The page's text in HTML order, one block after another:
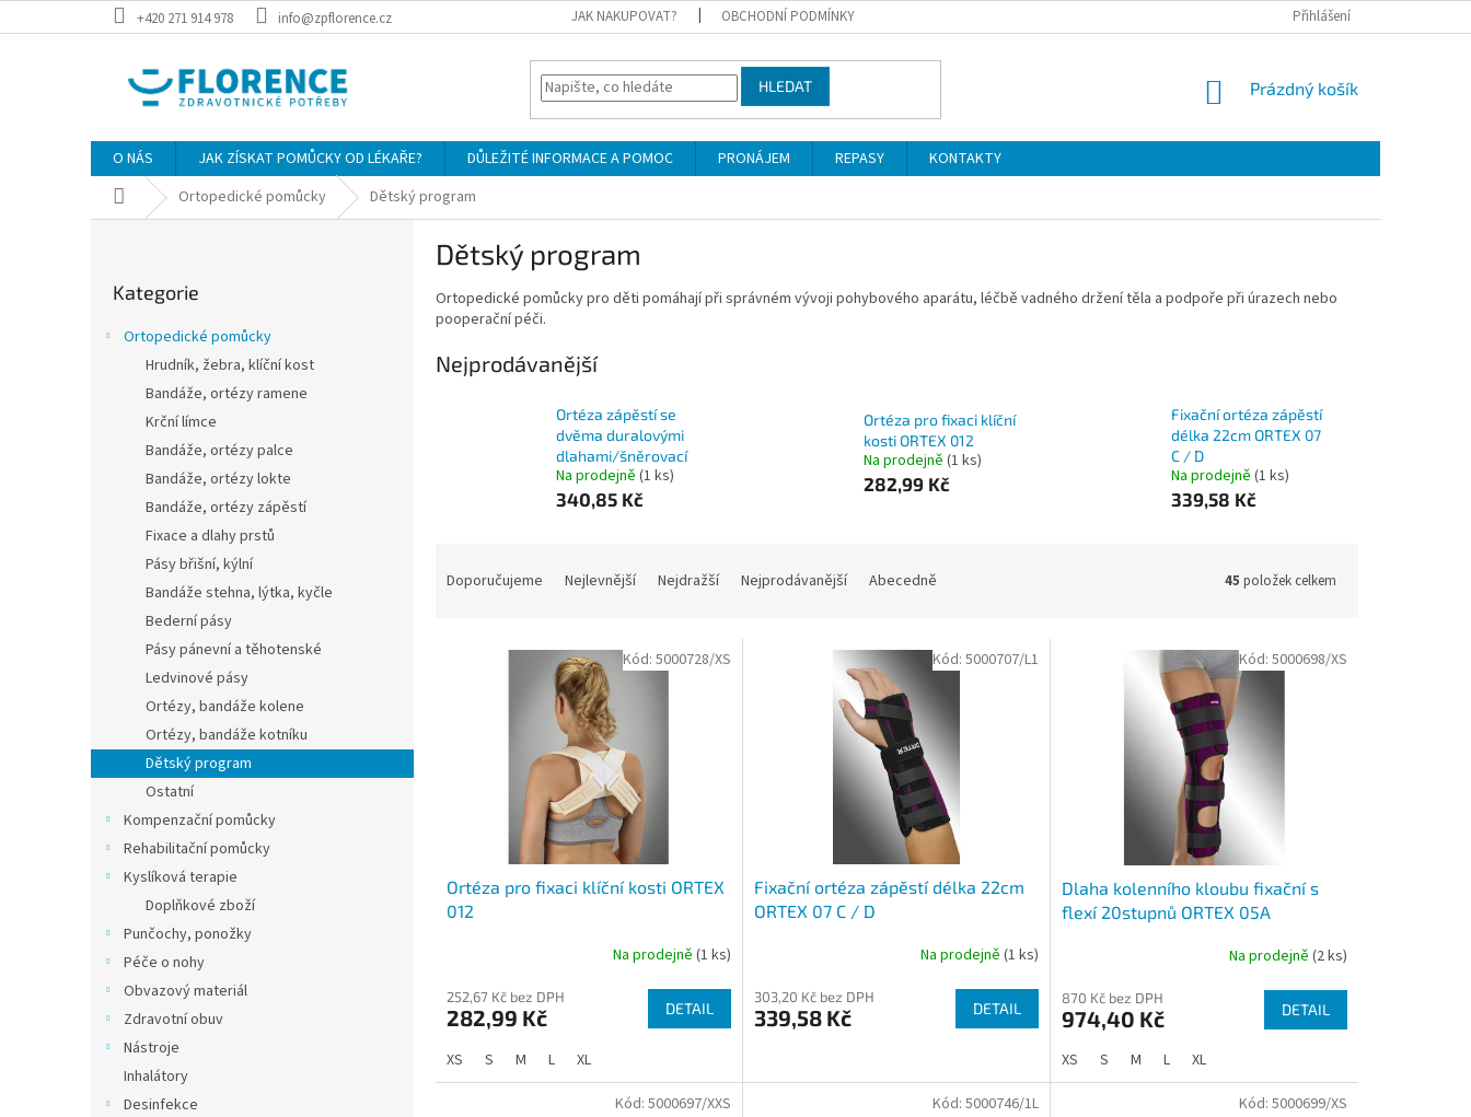
na
+420 271 914 978 info@zpflorence.cz JAK NAKUPOVAT? OBCHODNÍ PODMÍNKY Přihlášení
HLEDAT
NÁKUPNÍ
Prázdný košík
O NÁS JAK ZÍSKAT POMŮCKY OD LÉKAŘE? DŮLEŽITÉ INFORMACE A POMOC PRONÁJEM REPASY
KONTAKTY
Domů Ortopedické pomůcky Dětský program
kategorie
Kategorie
Ortopedické pomůcky
Hrudník, žebra, klíční kost
Bandáže, ortézy ramene
Krční límce
Bandáže, ortézy palce
Bandáže, ortézy lokte
Bandáže, ortézy zápěstí
Fixace a dlahy prstů
Pásy břišní, kýlní
Bandáže stehna, lýtka, kyčle
Bederní pásy
Pásy pánevní a těhotenské
Ledvinové pásy
Ortézy, bandáže kolene
Ortézy, bandáže kotníku
Dětský program
Ostatní
Kompenzační pomůcky
Rehabilitační pomůcky
Kyslíková terapie
Doplňkové zboží
Punčochy, ponožky
Péče o nohy
Obvazový materiál
Zdravotní obuv
Nástroje
Inhalátory
Desinfekce
Dětský program
Ortopedické pomůcky pro děti pomáhají při správném vývoji pohybového aparátu, léčbě vadného držení těla a podpoře při úrazech nebo
pooperační péči.
Nejprodávanější
Ortéza zápěstí se
dvěma duralovými
dlahami/šněrovací
Na prodejně (1 ks)
340,85 Kč
Ortéza pro fixaci klíční
kosti ORTEX 012
Na prodejně (1 ks)
282,99 Kč
Fixační ortéza zápěstí
délka 22cm ORTEX 07
C / D
Na prodejně (1 ks)
339,58 Kč
Doporučujeme Nejlevnější Nejdražší Nejprodávanější Abecedně 45 položek celkem
Ortéza pro fixaci klíční kosti ORTEX
012
Na prodejně (1 ks)
252,67 Kč bez DPH
282,99 Kč DETAIL
XS S M L XL
Kód: 5000728/XS
Fixační ortéza zápěstí délka 22cm
ORTEX 07 C / D
Na prodejně (1 ks)
303,20 Kč bez DPH
339,58 Kč DETAIL
Kód: 5000707/L1
Dlaha kolenního kloubu fixační s
flexí 20stupnů ORTEX 05A
Na prodejně (2 ks)
870 Kč bez DPH
974,40 Kč DETAIL
XS S M L XL
Kód: 5000698/XS
Kód: 5000697/XXS Kód: 5000746/1L Kód: 5000699/XS